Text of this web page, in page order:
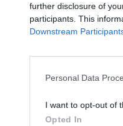
further disclosure of
participants. This
Downstream
Personal Data
I want to opt-out of
Opted In